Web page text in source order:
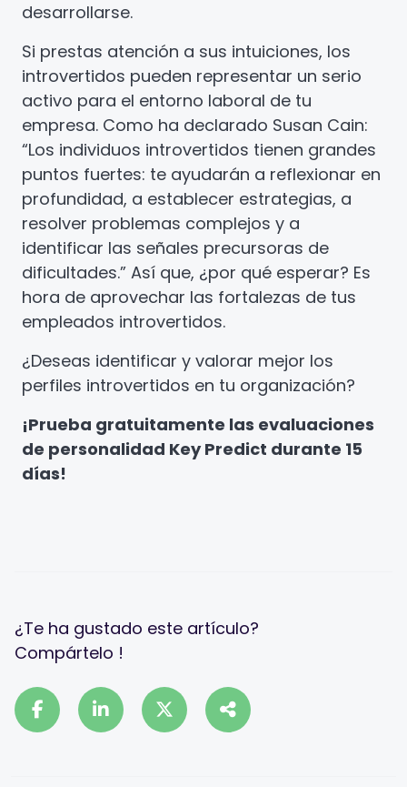
desarrollarse.
Si prestas atención a sus intuiciones, los
introvertidos pueden representar un serio
activo para el entorno laboral de tu
empresa. Como ha declarado Susan Cain:
“Los individuos introvertidos tienen grandes
puntos fuertes: te ayudarán a reflexionar en
profundidad, a establecer estrategias, a
resolver problemas complejos y a
identificar las señales precursoras de
dificultades.” Así que, ¿por qué esperar? Es
hora de aprovechar las fortalezas de tus
empleados introvertidos.
¿Deseas identificar y valorar mejor los
perfiles introvertidos en tu organización?
¡Prueba gratuitamente las evaluaciones
de personalidad Key Predict durante 15
días!
¿Te ha gustado este artículo?
Compártelo !